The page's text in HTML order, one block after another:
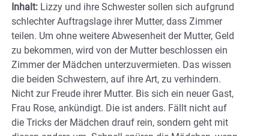
Inhalt: Lizzy und ihre Schwester sollen sich aufgrund
schlechter Auftragslage ihrer Mutter, dass Zimmer
teilen. Um ohne weitere Abwesenheit der Mutter, Geld
zu bekommen, wird von der Mutter beschlossen ein
Zimmer der Mädchen unterzuvermieten. Das wissen
die beiden Schwestern, auf ihre Art, zu verhindern.
Nicht zur Freude ihrer Mutter. Bis sich ein neuer Gast,
Frau Rose, ankündigt. Die ist anders. Fällt nicht auf
die Tricks der Mädchen drauf rein, sondern geht mit